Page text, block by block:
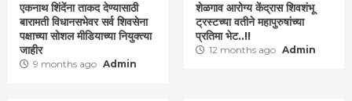
एकनाथ शिंदेंना ताकद देण्यासाठी
बारामती विधानसभेवर सर्व शिवसेना
पक्षाच्या सोशल मीडियाच्या नियुक्त्या
जाहीर
9 months ago Admin
शेळगाव आरोग्य केंद्रास शिवशंभू
ट्रस्टच्या वतीने महापुरुषांच्या
प्रतिमा भेट..!!
12 months ago Admin